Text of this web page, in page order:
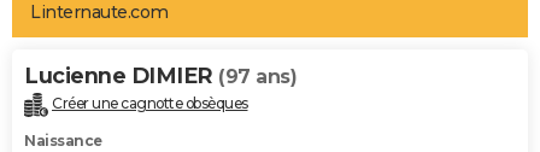
Art de vivre
Bien-être
Loisirs
Mode
Modes de vie
Alimentation
Guide de la santé
Maladies
Médicaments
Sommeil
VOYAGE
Destinations
City break
Voyage nature
Voyage de noces
Forum
Climat
+PHOTO
Linternaute.com
Lucienne DIMIER (97 ans)
Créer une cagnotte obsèques
Naissance